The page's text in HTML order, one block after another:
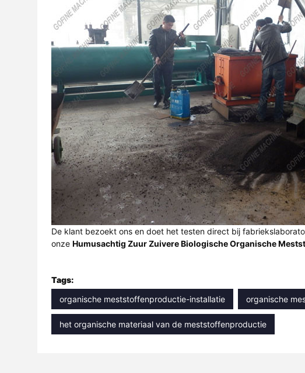
De klant bezoekt ons en doet het testen direct bij
onze Humusachtig Zuur Zuivere Biologische Organische
Tags:
organische meststoffenproductie-installatie
organische
het organische materiaal van de meststoffenproductie